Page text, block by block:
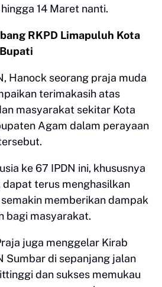
14 Maret nanti.
RKPD Limapuluh Kota
Hanock seorang praja muda
terimakasih atas
masyarakat sekitar Kota
Agam dalam perayaan
ke 67 IPDN ini, khususnya
dapat terus menghasilkan
memberikan dampak
bagi masyarakat.
juga menggelar Kirab
Sumbar di sepanjang jalan
dan sukses memukau